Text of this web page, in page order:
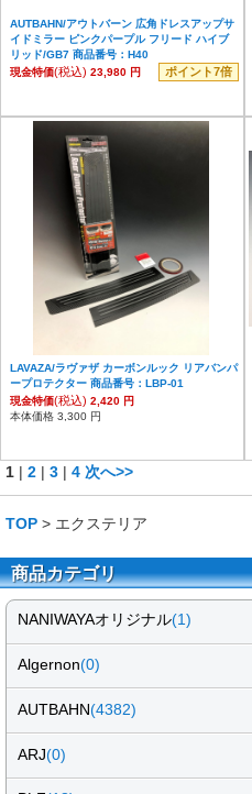
AUTBAHN/アウトバーン 広角ドレスアップサ
イドミラー ピンクパープル フリード ハイブ
リッド/GB7 商品番号：H40
現金特価(税込) 23,980 円 ポイント7倍
LAVAZA/ラヴァザ カーボンルック リアバンパ
ープロテクター 商品番号：LBP-01
現金特価(税込) 2,420 円
本体価格 3,300 円
1 | 2 | 3 | 4 次へ>>
TOP > エクステリア
商品カテゴリ
NANIWAYAオリジナル(1)
Algernon(0)
AUTBAHN(4382)
ARJ(0)